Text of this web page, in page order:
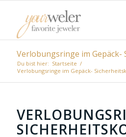
Verlobungsringe im
Du bist hier: Startseite /
Verlobungsringe im Gepäck-